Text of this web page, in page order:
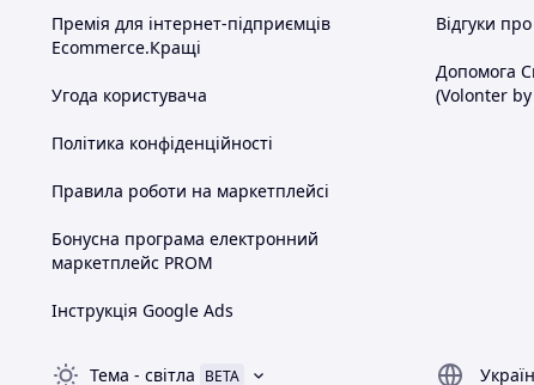
Премія для інтернет-підприємців
Ecommerce.Кращі
Угода користувача
Політика конфіденційності
Правила роботи на маркетплейсі
Бонусна програма електронний
маркетплейс PROM
Інструкція Google Ads
Відгуки
Допомога
(Volonter
Тема - світла BETA